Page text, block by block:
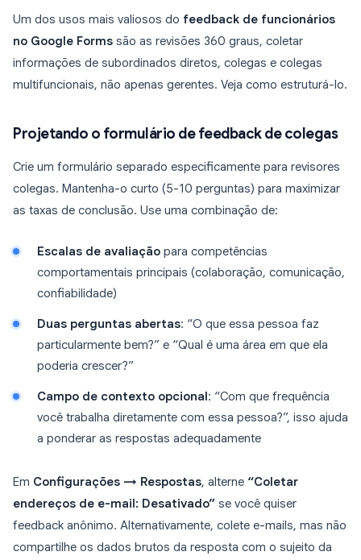
Um dos usos mais valiosos do feedback de funcionários
no Google Forms são as revisões 360 graus, coletar
informações de subordinados diretos, colegas e colegas
multifuncionais, não apenas gerentes. Veja como estruturá-lo.
Projetando o formulário de feedback de colegas
Crie um formulário separado especificamente para revisores
colegas. Mantenha-o curto (5-10 perguntas) para maximizar
as taxas de conclusão. Use uma combinação de:
Escalas de avaliação para competências
comportamentais principais (colaboração, comunicação,
confiabilidade)
Duas perguntas abertas: “O que essa pessoa faz
particularmente bem?” e “Qual é uma área em que ela
poderia crescer?”
Campo de contexto opcional : “Com que frequência
você trabalha diretamente com essa pessoa?”, isso ajuda
a ponderar as respostas adequadamente
Em Configurações → Respostas, alterne “Coletar
endereços de e-mail: Desativado” se você quiser
feedback anônimo. Alternativamente, colete e-mails, mas não
compartilhe os dados brutos da resposta com o sujeito da